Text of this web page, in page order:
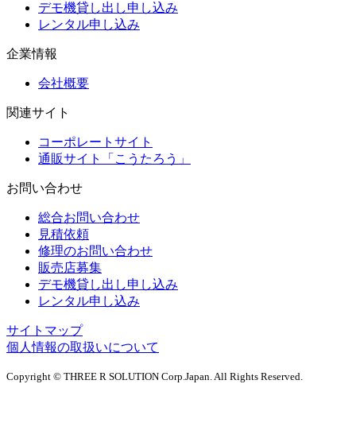
デモ機貸し出し申し込み
レンタル申し込み
企業情報
会社概要
関連サイト
コーポレートサイト
通販サイト「こうたろう」
お問い合わせ
総合お問い合わせ
見積依頼
修理のお問い合わせ
販売店募集
デモ機貸し出し申し込み
レンタル申し込み
サイトマップ
個人情報の取扱いについて
Copyright © THREE R SOLUTION Corp.Japan. All Rights Reserved.